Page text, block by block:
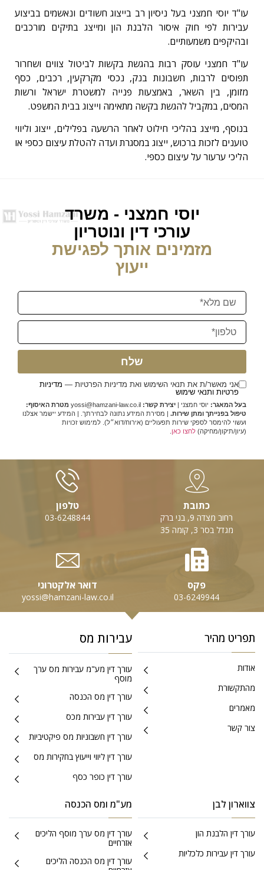
עו"ד יוסי חמצני בעל ניסיון רב בייצוג חשודים ונאשמים בביצוע
עבירות לפי חוק איסור הלבנת הון ומייצג בתיקים מורכבים
ובהיקפים משמעותיים.
עו"ד חמצני עוסק רבות בהגשת בקשות לביטול צווים ושחרור
תפוסים לרבות, חשבונות בנק, נכסי מקרקעין, רכבים, כסף
מזומן, בין השאר, באמצעות פנייה למשטרת ישראל ורשות
המסים, במקביל להגשת בקשה מתאימה וייצוג בבית המשפט.
בנוסף, מייצג בהליכי חילוט לאחר הרשעה בפלילים, ייצוג וליווי
טוענים לזכות ברכוש, ייצוג במסגרת ועדה להטלת עיצום כספי או
הליכי ערעור על עיצום כספי.
יוסי חמצני - משרד
עורכי דין ונוטריון
מזמינים אותך לפגישת
ייעוץ
שלח
אני מאשר/ת את תנאי השימוש ואת מדיניות הפרטיות — מדיניות
פרטיות ותנאי שימוש
בעל המאגר: יוסי חמצני | יצירת קשר:
מטרת האיסוף:
טיפול בפנייתך ומתן שירות. | מסירת המידע נתונה לבחירתך. | המידע יישמר אצלנו
ועשוי להימסר לספקי שירות תפעוליים (אירוח/דוא״ל). למימוש זכויות
(עיון/תיקון/מחיקה) לחצו כאן
כתובת
רחוב מצדה 9, בני ברק
מגדל בסר 3, קומה 35
טלפון
03-6248844
פקס
03-6249944
דואר אלקטרוני
yossi@hamzani-law.co.il
תפריט מהיר
אודות
מהתקשורת
מאמרים
צור קשר
עבירות מס
עורך דין מע"מ עבירות מס ערך
מוסף
עורך דין מס הכנסה
עורך דין עבירות מכס
עורך דין חשבוניות מס פיקטיביות
עורך דין ליווי וייעוץ בחקירות מס
עורך דין כופר כסף
צווארון לבן
עורך דין הלבנת הון
עורך דין עבירות כלכליות
מע"מ ומס הכנסה
עורך דין מס ערך מוסף הליכים
אזרחיים
עורך דין מס הכנסה הליכים